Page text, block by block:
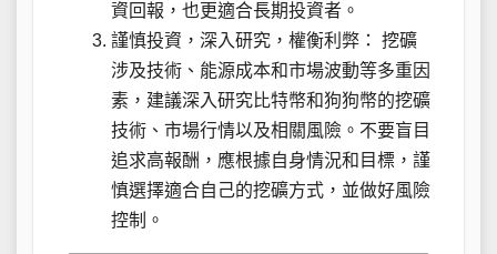
資回報，也更適合長期投資者。
謹慎投資，深入研究，權衡利弊： 挖礦
涉及技術、能源成本和市場波動等多重因
素，建議深入研究比特幣和狗狗幣的挖礦
技術、市場行情以及相關風險。不要盲目
追求高報酬，應根據自身情況和目標，謹
慎選擇適合自己的挖礦方式，並做好風險
控制。